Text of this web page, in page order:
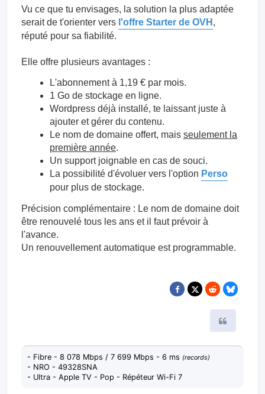
Vu ce que tu envisages, la solution la plus adaptée
serait de t'orienter vers l'offre Starter de OVH ,
réputé pour sa fiabilité.
Elle offre plusieurs avantages :
L'abonnement à 1,19 € par mois.
1 Go de stockage en ligne.
Wordpress déjà installé, te laissant juste à
ajouter et gérer du contenu.
Le nom de domaine offert, mais seulement la
première année.
Un support joignable en cas de souci.
La possibilité d'évoluer vers l'option Perso
pour plus de stockage.
Précision complémentaire : Le nom de domaine doit
être renouvelé tous les ans et il faut prévoir à
l'avance.
Un renouvellement automatique est programmable.
- Fibre - 8 078 Mbps / 7 699 Mbps - 6 ms (records)
- NRO - 49328SNA
- Ultra - Apple TV - Pop - Répéteur Wi-Fi 7